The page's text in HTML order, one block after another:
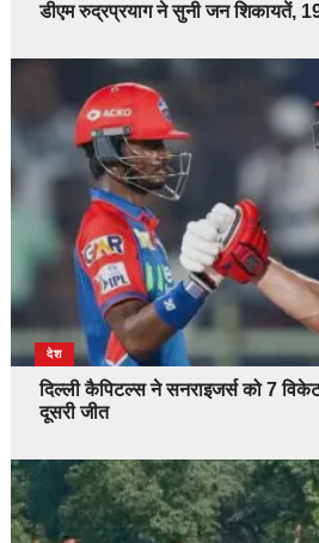
डीएम रुद्रप्रयाग ने सुनी जन शिकायतें,
देश
दिल्ली कैपिटल्स ने सनराइजर्स को 7 विकेट
दूसरी जीत